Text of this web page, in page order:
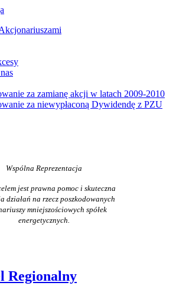
za zamianę akcji w latach 2009-2010
za niewypłaconą Dywidendę z PZU
Wspólna Reprezentacja
jest prawna pomoc i skuteczna
działań na rzecz poszkodowanych
mniejszościowych spółek
energetycznych.
Regionalny